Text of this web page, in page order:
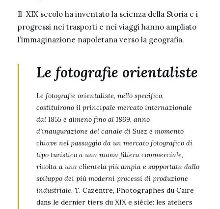
Il XIX secolo ha inventato la scienza della Storia e i
progressi nei trasporti e nei viaggi hanno ampliato
l’immaginazione napoletana verso la geografia.
Le fotografie orientaliste
Le fotografie orientaliste, nello specifico,
costituirono il principale mercato internazionale
dal 1855 e almeno fino al 1869, anno
d’inaugurazione del canale di Suez e momento
chiave nel passaggio da un mercato fotografico di
tipo turistico a una nuova filiera commerciale,
rivolta a una clientela più ampia e supportata dallo
sviluppo dei più moderni processi di produzione
industriale. T. Cazentre, Photographes du Caire
dans le dernier tiers du XIXe siècle: les ateliers